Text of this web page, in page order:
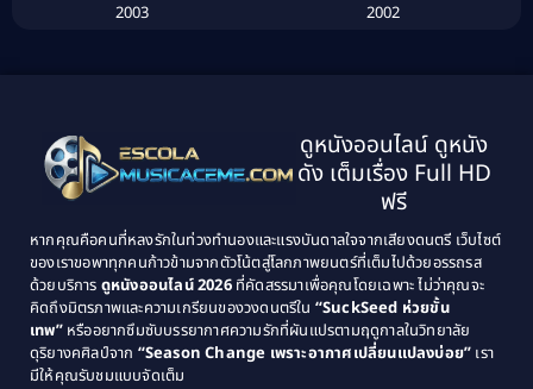
(134)
Classic หนังคลาสสิก(21)
Classic หนังคลาสสิก(25)
Comedy ตลก(46)
Comedy ตลก(515)
2003
2002
1995
1994
1993
1992
1989
1988
1987
1986
1985
1984
1983
1982
ดูหนังออนไลน์ ดูหนัง
ดัง เต็มเรื่อง Full HD
ฟรี
หากคุณคือคนที่หลงรักในท่วงทำนองและแรงบันดาลใจจากเสียงดนตรี เว็บไซต์
ของเราขอพาทุกคนก้าวข้ามจากตัวโน้ตสู่โลกภาพยนตร์ที่เต็มไปด้วยอรรถรส
ด้วยบริการ ดูหนังออนไลน์ 2026ที่คัดสรรมาเพื่อคุณโดยเฉพาะ ไม่ว่าคุณจะ
คิดถึงมิตรภาพและความเกรียนของวงดนตรีใน “SuckSeed ห่วยขั้น
เทพ”หรืออยากซึมซับบรรยากาศความรักที่ผันแปรตามฤดูกาลในวิทยาลัย
ดุริยางคศิลป์จาก “Season Change เพราะอากาศเปลี่ยนแปลงบ่อย” เรา
มีให้คุณรับชมแบบจัดเต็ม